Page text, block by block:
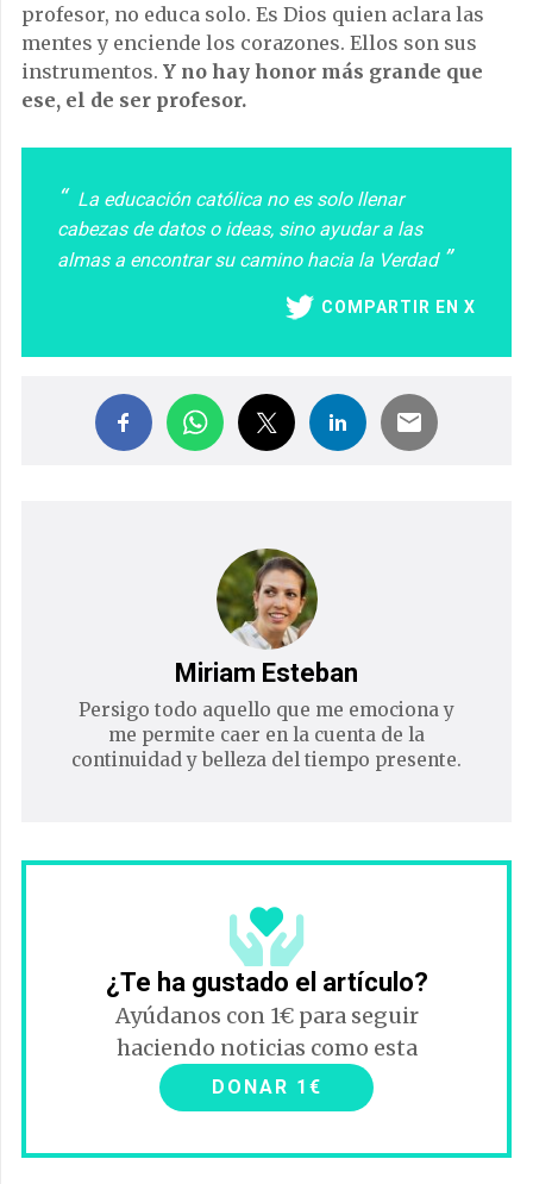
profesor, no educa solo. Es Dios quien aclara las
mentes y enciende los corazones. Ellos son sus
instrumentos. Y no hay honor más grande que
ese, el de ser profesor.
La educación católica no es solo llenar
cabezas de datos o ideas, sino ayudar a las
almas a encontrar su camino hacia la Verdad
COMPARTIR EN X
Miriam Esteban
Persigo todo aquello que me emociona y
me permite caer en la cuenta de la
continuidad y belleza del tiempo presente.
¿Te ha gustado el artículo?
Ayúdanos con 1€ para seguir
haciendo noticias como esta
DONAR 1€